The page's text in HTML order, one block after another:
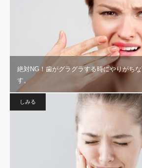
絶対NG！歯がグラグラする時にやりがちな
す。
しみる